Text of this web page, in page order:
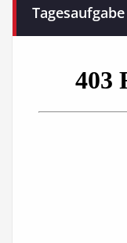
Tagesaufgabe